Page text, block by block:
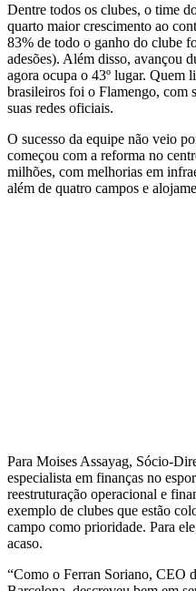
Dentre todos os clubes, o time
quarto maior crescimento ao
83% de todo o ganho do clube
adesões). Além disso, avançou
agora ocupa o 43º lugar. Quem
brasileiros foi o Flamengo, com
suas redes oficiais.
O sucesso da equipe não veio
começou com a reforma no
milhões, com melhorias em
além de quatro campos e
Para Moises Assayag, Sócio-
especialista em finanças no
reestruturação operacional e
exemplo de clubes que estão
campo como prioridade. Para
acaso.
“Como o Ferran Soriano, CEO